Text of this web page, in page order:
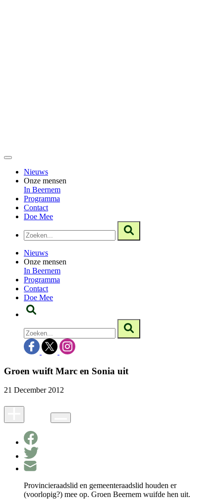
Nieuws
Onze mensen
In Beernem
Programma
Contact
Doe Mee
Nieuws
Onze mensen
In Beernem
Programma
Contact
Doe Mee
Groen wuift Marc en Sonia uit
21 December 2012
Provincieraadslid en gemeenteraadslid houden er
(voorlopig?) mee op. Groen Beernem wuifde hen uit.